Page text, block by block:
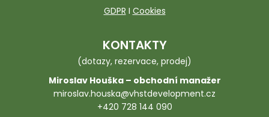
GDPR I Cookies
KONTAKTY
(dotazy, rezervace, prodej)
Miroslav Houška – obchodní manažer
miroslav.houska@vhstdevelopment.cz
+420 728 144 090